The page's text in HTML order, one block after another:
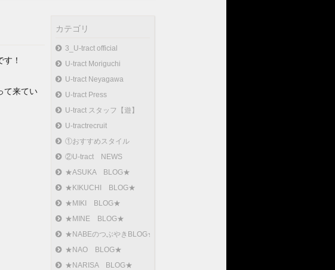
！
て来てい
カテゴリ
3_U-tract official
U-tract Moriguchi
U-tract Neyagawa
U-tract Press
U-tract スタッフ【遊】
U-tractrecruit
①おすすめスタイル
②U-tract NEWS
★ASUKA BLOG★
★KIKUCHI BLOG★
★MIKI BLOG★
★MINE BLOG★
★NABEのつぶやきBLOG★
★NAO BLOG★
★NARISA BLOG★